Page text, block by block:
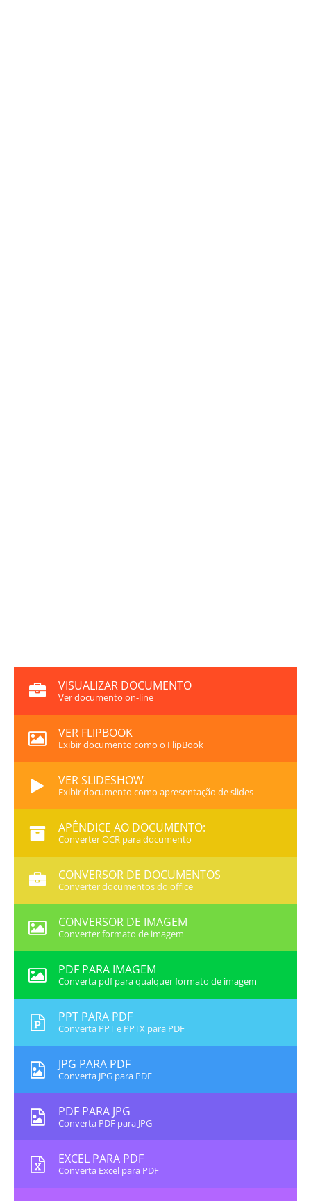
VISUALIZAR DOCUMENTO
Ver documento on-line
VER FLIPBOOK
Exibir documento como o FlipBook
VER SLIDESHOW
Exibir documento como apresentação de slides
APÊNDICE AO DOCUMENTO:
Converter OCR para documento
CONVERSOR DE DOCUMENTOS
Converter documentos do office
CONVERSOR DE IMAGEM
Converter formato de imagem
PDF PARA IMAGEM
Converta pdf para qualquer formato de imagem
PPT PARA PDF
Converta PPT e PPTX para PDF
JPG PARA PDF
Converta JPG para PDF
PDF PARA JPG
Converta PDF para JPG
EXCEL PARA PDF
Converta Excel para PDF